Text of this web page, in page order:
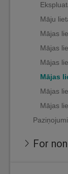
Māju
Mājas
Mājas
Mājas
Mājas
Mājas
Mājas
For